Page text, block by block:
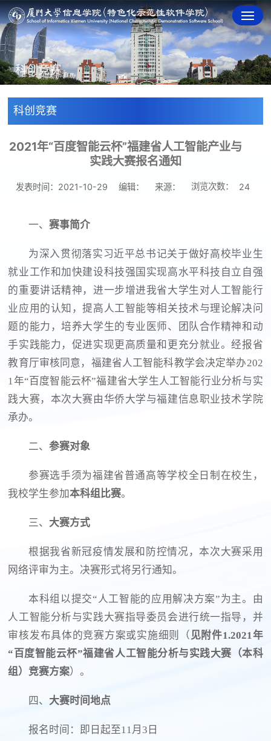
科创竞赛
科创竞赛
2021年“百度智能云杯”福建省人工智能产业与
实践大赛报名通知
发表时间：2021-10-29 编辑： 来源： 浏览次数： 24
一、赛事简介
为深入贯彻落实习近平总书记关于做好高校毕业生
就业工作和加快建设科技强国实现高水平科技自立自强
的重要讲话精神，进一步增进我省大学生对人工智能行
业应用的认知，提高人工智能等相关技术与理论解决问
题的能力，培养大学生的专业医师、团队合作精神和动
手实践能力，促进实现更高质量和更充分就业。经报省
教育厅审核同意，福建省人工智能科教学会决定举办202
1年“百度智能云杯”福建省大学生人工智能行业分析与实
践大赛，本次大赛由华侨大学与福建信息职业技术学院
承办。
二、参赛对象
参赛选手须为福建省普通高等学校全日制在校生，
我校学生参加本科组比赛。
三、 大赛方式
根据我省新冠疫情发展和防控情况，本次大赛采用
网络评审为主。决赛形式将另行通知。
本科组以提交“人工智能的应用解决方案”为主。由
人工智能分析与实践大赛指导委员会进行统一指导，并
审核发布具体的竞赛方案或实施细则（见附件1.2021年
“百度智能云杯”福建省人工智能分析与实践大赛（本科
组）竞赛方案）。
四、 大赛时间地点
报名时间：即日起至11月3日